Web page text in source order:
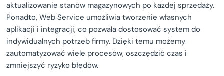
aktualizowanie stanów magazynowych po każdej sprzedaży.
Ponadto, Web Service umożliwia tworzenie własnych
aplikacji i integracji, co pozwala dostosować system do
indywidualnych potrzeb firmy. Dzięki temu możemy
zautomatyzować wiele procesów, oszczędzić czas i
zmniejszyć ryzyko błędów.